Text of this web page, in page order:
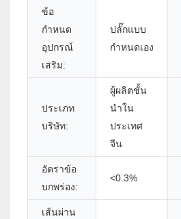
ข้อ
กำหนด
อุปกรณ์
เสริม:
ปลั๊กแบบ
กำหนดเอง
ประเภท
บริษัท:
ผู้ผลิตชั้น
นำใน
ประเทศ
จีน
อัตราข้อ
บกพร่อง:
<0.3%
เส้นผ่าน